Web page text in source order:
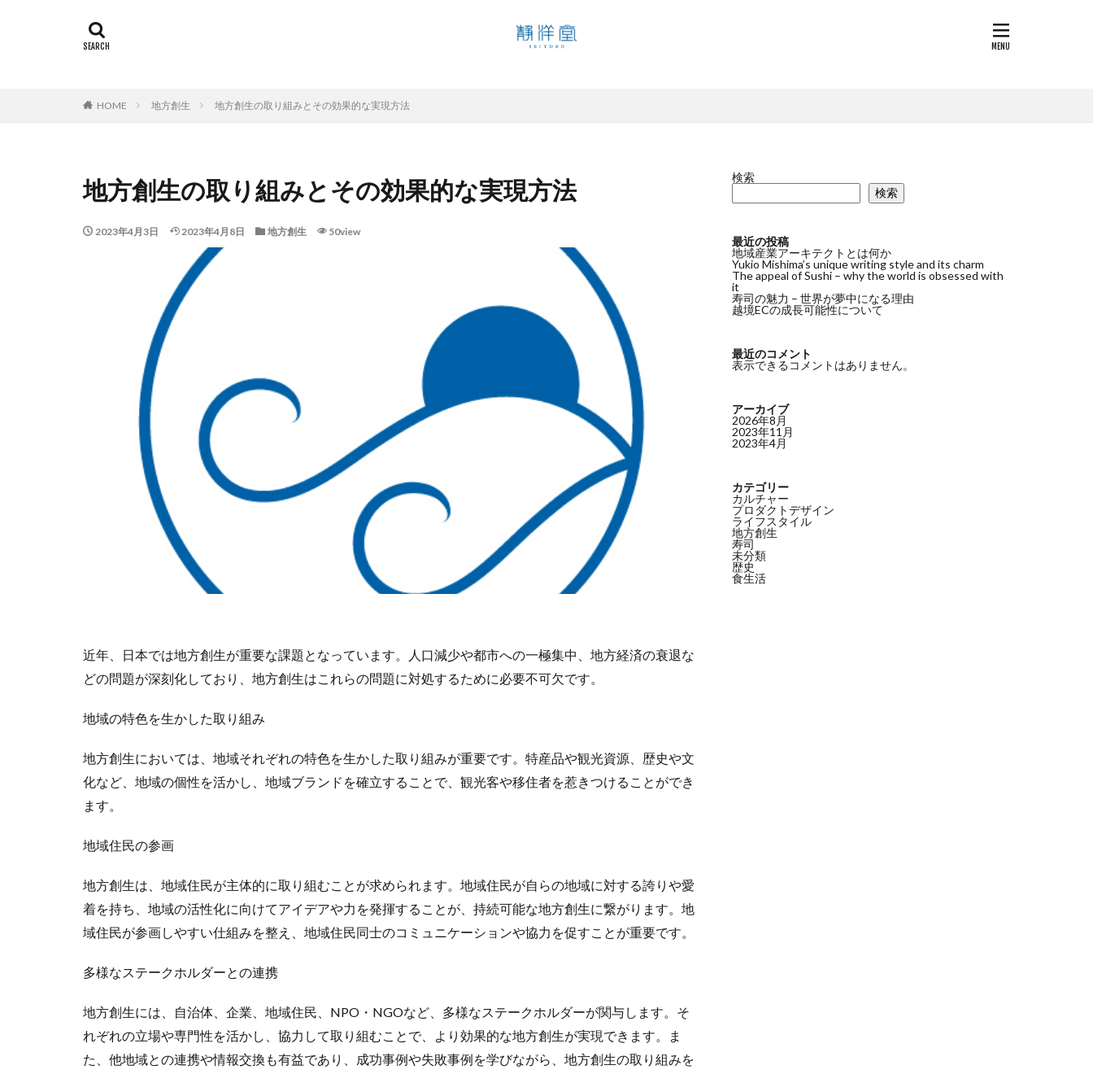
HOME 地方創生 地方創生の取り組みとその効果的な実現方法
地方創生の取り組みとその効果的な実現方法
2023年4月3日 2023年4月8日 地方創生 50view
近年、日本では地方創生が重要な課題となっています。人口減少や都市への一極集中、地方経済の衰退な
どの問題が深刻化しており、地方創生はこれらの問題に対処するために必要不可欠です。
地域の特色を生かした取り組み
地方創生においては、地域それぞれの特色を生かした取り組みが重要です。特産品や観光資源、歴史や文
化など、地域の個性を活かし、地域ブランドを確立することで、観光客や移住者を惹きつけることができ
ます。
地域住民の参画
地方創生は、地域住民が主体的に取り組むことが求められます。地域住民が自らの地域に対する誇りや愛
着を持ち、地域の活性化に向けてアイデアや力を発揮することが、持続可能な地方創生に繋がります。地
域住民が参画しやすい仕組みを整え、地域住民同士のコミュニケーションや協力を促すことが重要です。
多様なステークホルダーとの連携
地方創生には、自治体、企業、地域住民、NPO・NGOなど、多様なステークホルダーが関与します。そ
れぞれの立場や専門性を活かし、協力して取り組むことで、より効果的な地方創生が実現できます。ま
た、他地域との連携や情報交換も有益であり、成功事例や失敗事例を学びながら、地方創生の取り組みを
検索
検索
最近の投稿
地域産業アーキテクトとは何か
Yukio Mishima’s unique writing style and its charm
The appeal of Sushi – why the world is obsessed with
it
寿司の魅力 – 世界が夢中になる理由
越境ECの成長可能性について
最近のコメント
表示できるコメントはありません。
アーカイブ
2026年8月
2023年11月
2023年4月
カテゴリー
カルチャー
プロダクトデザイン
ライフスタイル
地方創生
寿司
未分類
歴史
食生活